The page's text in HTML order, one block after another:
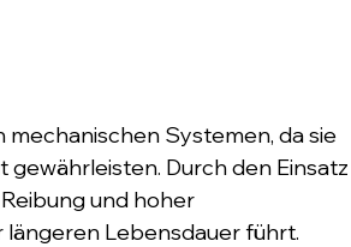
Systemen, da sie
Durch den Einsatz
und hoher
Lebensdauer führt.